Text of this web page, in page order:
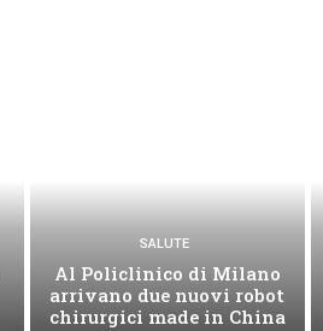
SALUTE
Al Policlinico di Milano
arrivano due nuovi robot
chirurgici made in China